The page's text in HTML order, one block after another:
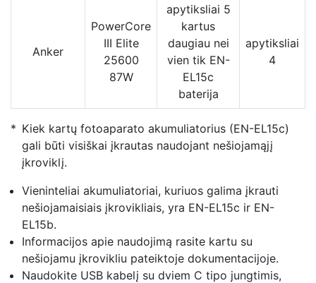
Anker
PowerCore
III Elite
25600
87W
apytiksliai 5
kartus
daugiau nei
vien tik EN-
EL15c
baterija
apytiksliai
4
Kiek kartų fotoaparato akumuliatorius (EN-EL15c)
gali būti visiškai įkrautas naudojant nešiojamąjį
įkroviklį.
Vieninteliai akumuliatoriai, kuriuos galima įkrauti
nešiojamaisiais įkrovikliais, yra EN-EL15c ir EN-
EL15b.
Informacijos apie naudojimą rasite kartu su
nešiojamu įkrovikliu pateiktoje dokumentacijoje.
Naudokite USB kabelį su dviem C tipo jungtimis,